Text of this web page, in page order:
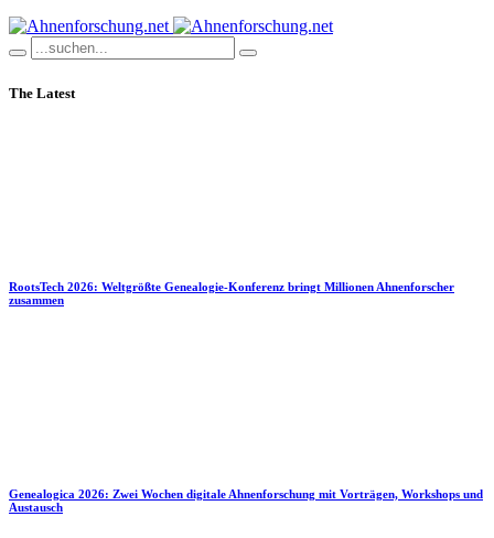
The Latest
RootsTech 2026: Weltgrößte Genealogie-Konferenz bringt Millionen Ahnenforscher
zusammen
Genealogica 2026: Zwei Wochen digitale Ahnenforschung mit Vorträgen, Workshops und
Austausch